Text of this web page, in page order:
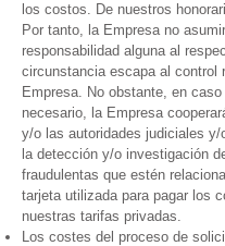
los costos. De nuestros
Por tanto, la Empresa no
responsabilidad alguna al
circunstancia escapa al control
Empresa. No obstante, en
necesario, la Empresa
y/o las autoridades judiciales y/
la detección y/o investigación
fraudulentas que estén
tarjeta utilizada para pagar los
nuestras tarifas privadas.
Los costes del proceso de